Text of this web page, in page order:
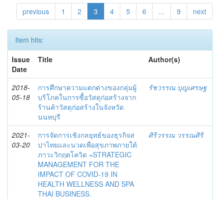
previous 1 2 3 4 5 6 ... 9 next
Item hits:
Issue
Date
Title Author(s)
2018-
05-18
การศึกษาความแตกต่างของกลุ่มผู้
บริโภคในการซื้อวัสดุก่อสร้างจาก
ร้านค้าวัสดุก่อสร้างในจังหวัด
นนทบุรี
รัชวรรณ บุญเศรษฐ
2021-
03-20
การจัดการเชิงกลยุทธ์ของธุรกิจส
ปาไทยและนวดเพื่อสุขภาพภายใต้
ภาวะวิกฤตโควิด =STRATEGIC
MANAGEMENT FOR THE
IMPACT OF COVID-19 IN
HEALTH WELLNESS AND SPA
THAI BUSINESS.
ศิริวรรณ วรรณศิริ